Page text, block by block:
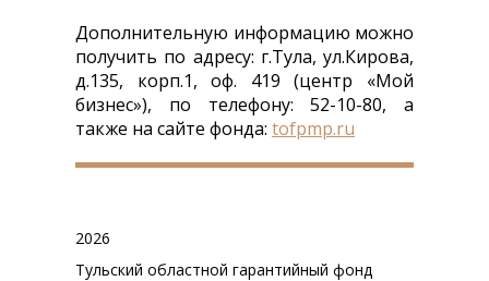
Дополнительную информацию можно
получить по адресу: г.Тула, ул.Кирова,
д.135, корп.1, оф. 419 (центр «Мой
бизнес»), по телефону: 52-10-80, а
также на сайте фонда: tofpmp.ru
2026
Тульский областной гарантийный фонд